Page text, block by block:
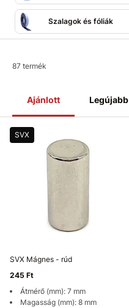
Szalagok és fóliák
Ajánlott Legújabb
87 termék
SVX
SVX Mágnes - rúd
245 Ft
Átmérő (mm): 7 mm
Magasság (mm): 8 mm